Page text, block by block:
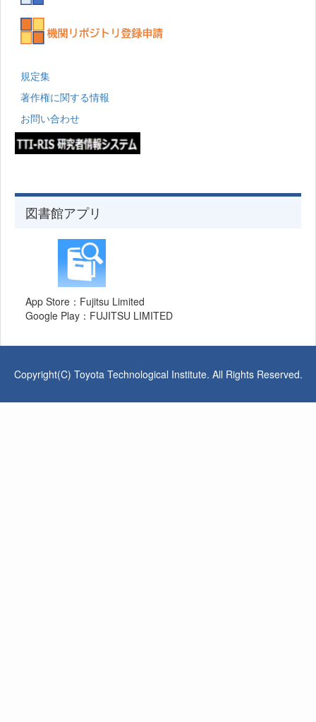
規定集
著作権に関する情報
お問い合わせ
図書館アプリ
App Store：Fujitsu Limited
Google Play：FUJITSU LIMITED
Copyright(C) Toyota Technological Institute. All Rights Reserved.